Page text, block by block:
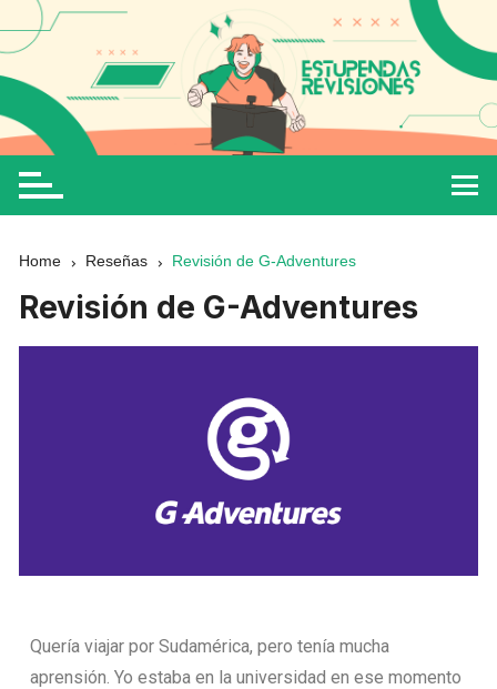
Home Reseñas Revisión de G-Adventures
Revisión de G-Adventures
Quería viajar por Sudamérica, pero tenía mucha
aprensión. Yo estaba en la universidad en ese momento